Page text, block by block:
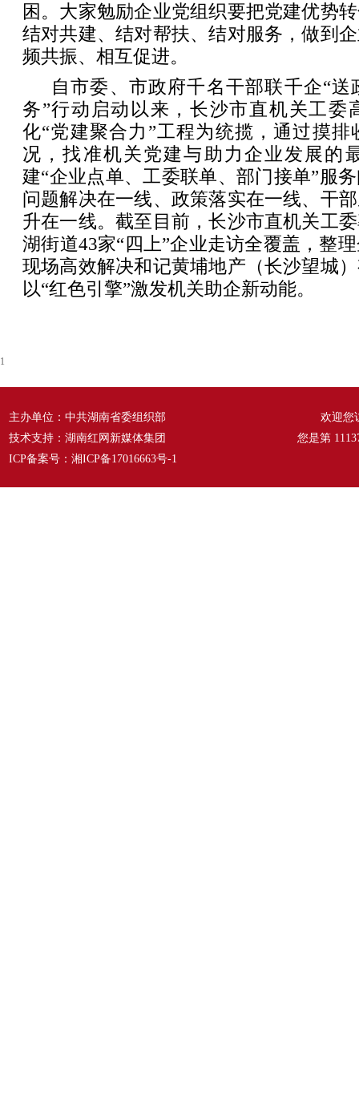
困。大家勉励企业党组织要把党建优势
结对共建、结对帮扶、结对服务，做到
频共振、相互促进。
自市委、市政府千名干部联千企“送
务”行动启动以来，长沙市直机关工委
化“党建聚合力”工程为统揽，通过摸
况，找准机关党建与助力企业发展的
建“企业点单、工委联单、部门接单”服
问题解决在一线、政策落实在一线、干
升在一线。截至目前，长沙市直机关工
湖街道43家“四上”企业走访全覆盖，整
现场高效解决和记黄埔地产（长沙望城
以“红色引擎”激发机关助企新动能。
1
主办单位：中共湖南省委组织部
技术支持：湖南红网新媒体集团
ICP备案号： 湘ICP备17016663号-1
欢迎您
您是第